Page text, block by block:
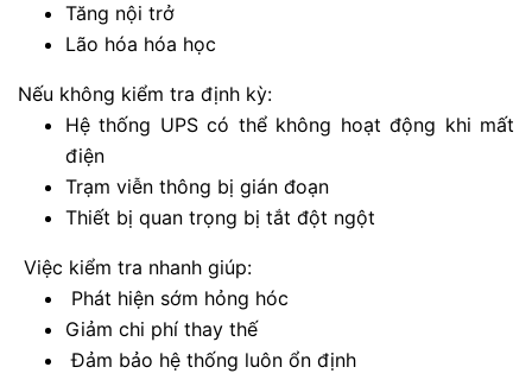
Tăng nội trở
Lão hóa hóa học
Nếu không kiểm tra định kỳ:
Hệ thống UPS có thể không hoạt động khi mất
điện
Trạm viễn thông bị gián đoạn
Thiết bị quan trọng bị tắt đột ngột
Việc kiểm tra nhanh giúp:
Phát hiện sớm hỏng hóc
Giảm chi phí thay thế
Đảm bảo hệ thống luôn ổn định